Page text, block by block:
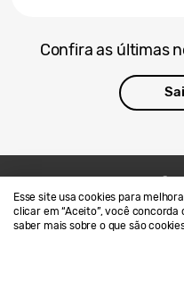
Esse site usa cookies para
clicar em “Aceito”, você concorda
saber mais sobre o que são
Confira as últimas
Contato
Termos de Uso